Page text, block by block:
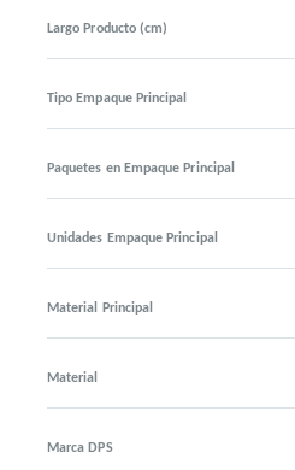
Largo Producto (cm)
Tipo Empaque Principal
Paquetes en Empaque Principal
Unidades Empaque Principal
Material Principal
Material
Marca DPS